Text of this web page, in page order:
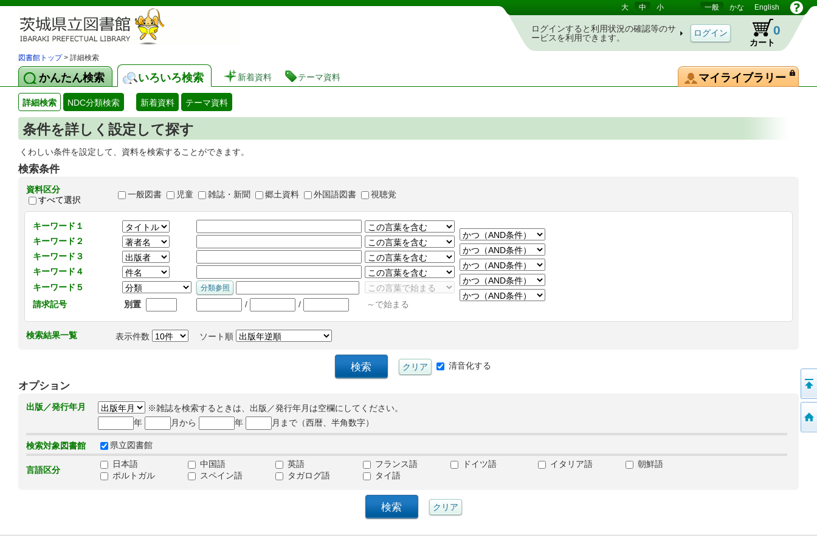
茨城県立図書館 蔵書検索・予約システム 大 中 小 一般 かな English
ログインすると利用状況の確認等のサ
ービスを利用できます。
カート
0
図書館トップ> 詳細検索
かんたん検索 いろいろ検索 新着資料 テーマ資料 マイライブラリー
詳細検索 NDC分類検索 新着資料 テーマ資料
条件を詳しく設定して探す
くわしい条件を設定して、資料を検索することができます。
検索条件
資料区分
すべて選択
一般図書 児童 雑誌・新聞 郷土資料 外国語図書 視聴覚
キーワード１
キーワード２
キーワード３
キーワード４
キーワード５
請求記号
別置 / / ～で始まる
検索結果一覧 表示件数 ソート順
清音化する
オプション
出版／発行年月
※雑誌を検索するときは、出版／発行年月は空欄にしてください。
年
月から 年 月まで（西暦、半角数字）
検索対象図書館 県立図書館
言語区分
日本語 中国語 英語 フランス語 ドイツ語 イタリア語
朝鮮語
ポルトガル
スペイン語 タガログ語 タイ語